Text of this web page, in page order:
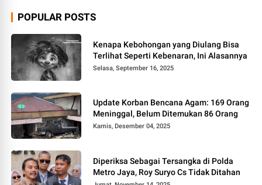
POPULAR POSTS
Kenapa Kebohongan yang Diulang Bisa
Terlihat Seperti Kebenaran, Ini Alasannya
Selasa, September 16, 2025
Update Korban Bencana Agam: 169 Orang
Meninggal, Belum Ditemukan 86 Orang
Kamis, Desember 04, 2025
Diperiksa Sebagai Tersangka di Polda
Metro Jaya, Roy Suryo Cs Tidak Ditahan